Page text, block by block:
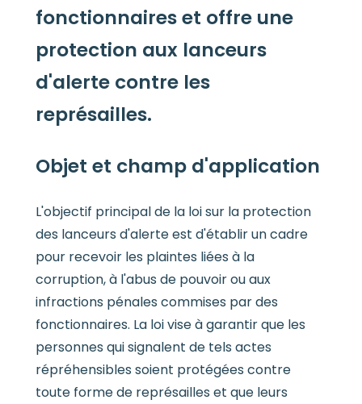
fonctionnaires et offre une
protection aux lanceurs
d'alerte contre les
représailles.
Objet et champ d'application
L'objectif principal de la loi sur la protection
des lanceurs d'alerte est d'établir un cadre
pour recevoir les plaintes liées à la
corruption, à l'abus de pouvoir ou aux
infractions pénales commises par des
fonctionnaires. La loi vise à garantir que les
personnes qui signalent de tels actes
répréhensibles soient protégées contre
toute forme de représailles et que leurs